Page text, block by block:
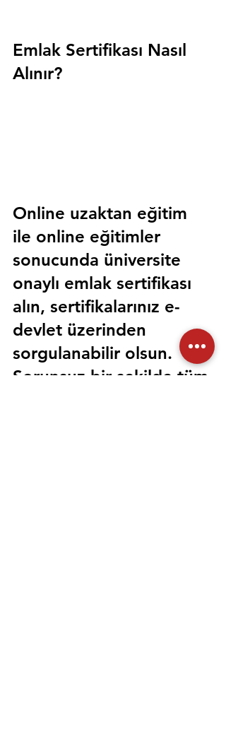
Emlak Sertifikası Nasıl
Alınır?
Online uzaktan eğitim
ile online eğitimler
sonucunda üniversite
onaylı emlak sertifikası
alın, sertifikalarınız e-
devlet üzerinden
sorgulanabilir olsun.
Sorunsuz bir şekilde tüm